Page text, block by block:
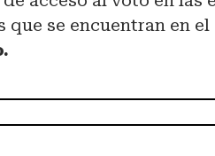
que se encuentran en